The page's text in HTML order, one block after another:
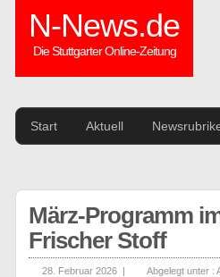
N-News.de
Die Stuttgarter Online-Zeitung
Start Aktuell
März-Programm
Frischer Stoff
28. Februar 2026 | Abgelegt unter :